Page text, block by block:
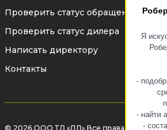
Я
-
- найти
-
течение всего срока
ослабление крепления
воздействием вибрации
количества циклов
закрытия.
Шар из нержавеющей
Проверить статус обращения
Проверить статус дилера
Написать директору
Контакты
© 2026 ООО ТД «ЛД» Все права защищены